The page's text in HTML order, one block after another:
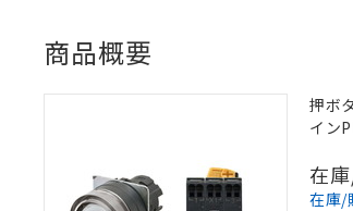
商品概要
押ボ
イン
在
在庫/